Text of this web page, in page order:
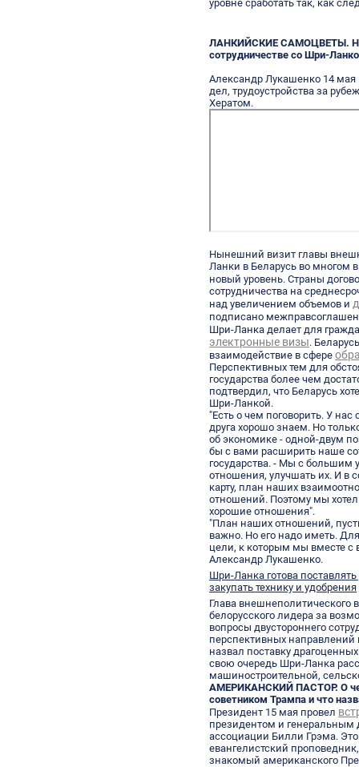
уровне сработать так, как
ЛАНКИЙСКИЕ САМОЦВЕТЫ. На
сотрудничестве со Шри-
Александр Лукашенко 14
дел, трудоустройства за
Хератом.
Нынешний визит главы
Ланки в Беларусь во многом
новый уровень. Страны
сотрудничества на
над увеличением объемов и
подписано
Шри-Ланка делает для
электронные визы.
взаимодействие в сфере
Перспективных тем для
государства более чем
подтвердил, что Беларусь
Шри-Ланкой.
"Есть о чем поговорить. У
друга хорошо знаем. Но
об экономике - одной-двум
бы с вами расширить наше
государства. - Мы с большим
отношения, улучшать их. И в
карту, план наших
отношений. Поэтому мы
хорошие отношения".
"План наших отношений,
важно. Но его надо иметь.
цели, к которым мы вместе с
Александр Лукашенко.
Шри-Ланка готова
закупать технику и удобрения
Глава
белорусского лидера за
вопросы двустороннего
перспективных
назвал поставку
свою очередь Шри-Ланка
машиностроительной,
АМЕРИКАНСКИЙ ПАСТОР. О
советником Трампа и что
Президент 15 мая провел
президентом и генеральным
ассоциации Билли Грэма.
евангелистский
знакомый американского